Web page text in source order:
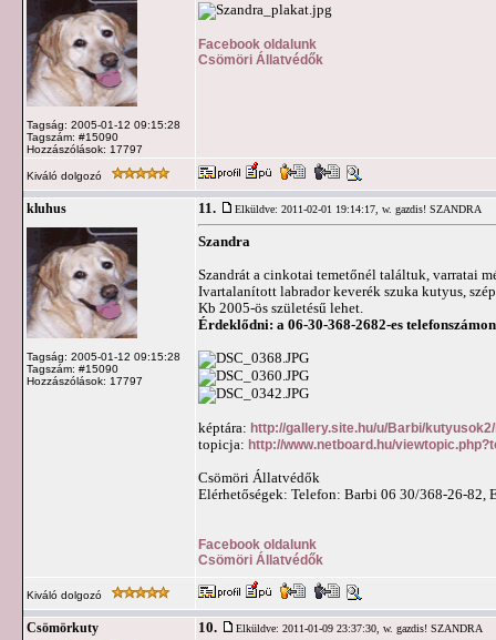
Tagság: 2005-01-12 09:15:28
Tagszám: #15090
Hozzászólások: 17797
Facebook oldalunk
Csömöri Állatvédők
Kiváló dolgozó
kluhus
Tagság: 2005-01-12 09:15:28
Tagszám: #15090
Hozzászólások: 17797
11. Elküldve: 2011-02-01 19:14:17, w. gazdis! SZANDRA
Szandra
Szandrát a cinkotai temetőnél találtuk, varratai
Ivartalanított labrador keverék szuka kutyus,
Kb 2005-ös születésű lehet.
Érdeklődni: a 06-30-368-2682-es
képtára: http://gallery.site.hu/u/Barbi/
topicja: http://www.netboard.hu/
Csömöri Állatvédők
Elérhetőségek: Telefon: Barbi 06 30/368-26-82,
Facebook oldalunk
Csömöri Állatvédők
Kiváló dolgozó
Csömörkuty 10. Elküldve: 2011-01-09 23:37:30, w. gazdis! SZANDRA